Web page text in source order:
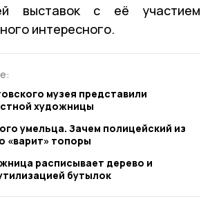
выставок с её участием
интересного.
музея представили
художницы
умельца. Зачем полицейский из
«варит» топоры
расписывает дерево и
бутылок